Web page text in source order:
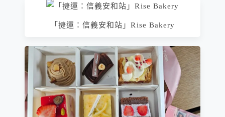
「捷運：信義安和站」Rise Bakery